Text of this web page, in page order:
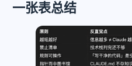
一张表总结